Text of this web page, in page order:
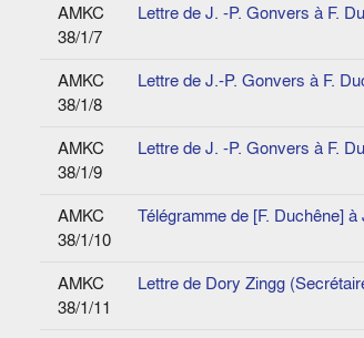
AMKC
38/1/7
Lettre de J. -P. Gonvers à F.
AMKC
38/1/8
Lettre de J.-P. Gonvers à F.
AMKC
38/1/9
Lettre de J. -P. Gonvers à F.
AMKC
38/1/10
Télégramme de [F. Duchêne]
AMKC
38/1/11
Lettre de Dory Zingg